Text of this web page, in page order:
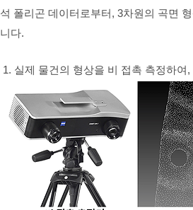
석 폴리곤 데이터로부터, 3차원의 곡면
니다.
1. 실제 물건의 형상을 비 접촉 측정하